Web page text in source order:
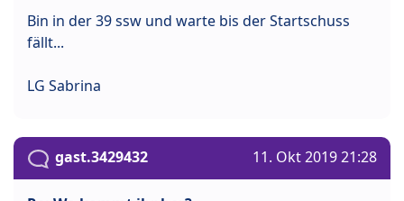
Bin in der 39 ssw und warte bis der Startschuss
fällt...
LG Sabrina
gast.3429432 11. Okt 2019 21:28